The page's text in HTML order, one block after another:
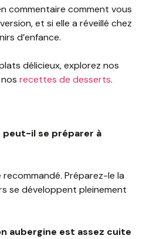
commentaire comment vous
et si elle a réveillé chez
d’enfance.
délicieux, explorez nos
recettes de desserts.
peut-il se préparer à
Préparez-le la
se développent pleinement
aubergine est assez cuite